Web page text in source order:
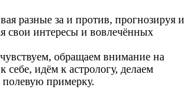
разные за и против, прогнозируя и
свои интересы и вовлечённых
обращаем внимание на
себе, идём к астрологу, делаем
примерку.